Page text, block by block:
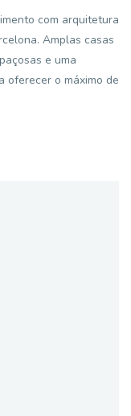
com arquitetura
Amplas casas
e uma
oferecer o máximo de